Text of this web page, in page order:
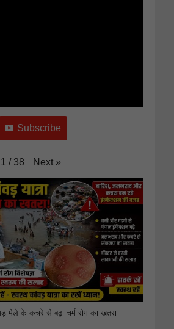
Subscribe
1 / 38 Next »
मेले के कचरे से बढ़ा चर्म रोग का खतरा